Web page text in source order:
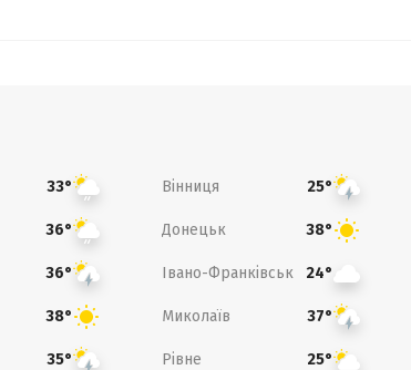
33° Вінниця 25°
36° Донецьк 38°
36° Івано-Франківськ 24°
38° Миколаїв 37°
35° Рівне 25°